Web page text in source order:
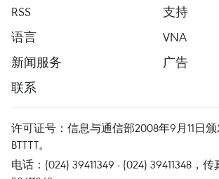
RSS
支持
语言
VNA
新闻服务
广告
联系
许可证号：信息与通信部2008年9月11日颁
BTTTT。
电话：(024) 39411349 - (024) 39411348，